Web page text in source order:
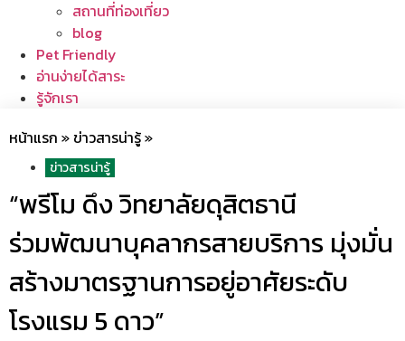
สถานที่ท่องเที่ยว
blog
Pet Friendly
อ่านง่ายได้สาระ
รู้จักเรา
หน้าแรก »ข่าวสารน่ารู้»
ข่าวสารน่ารู้
“พรีโม ดึง วิทยาลัยดุสิตธานี
ร่วมพัฒนาบุคลากรสายบริการ มุ่งมั่น
สร้างมาตรฐานการอยู่อาศัยระดับ
โรงแรม 5 ดาว”